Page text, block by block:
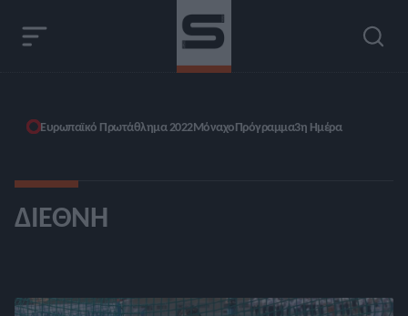
Ευρωπαϊκό Πρωτάθλημα 2022ΜόναχοΠρόγραμμα3η Ημέρα
ΔΙΕΘΝΉ